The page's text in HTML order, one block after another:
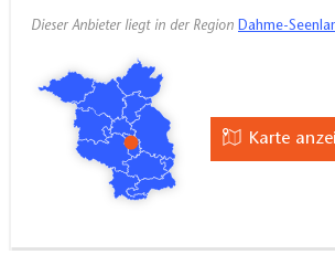
sendet er Ihnen (zuzüglich
Familientouren an, bei dem die
Action beim Tiere- und
Mama und Papa in Ruhe beim Kaffee
baumeln lassen können. Und als
können Sie von Ihrem schönen Tag
T-Shirt oder dem Artikel Ihrer Wahl
Dieser Anbieter liegt in der Region Dahme-
Karte